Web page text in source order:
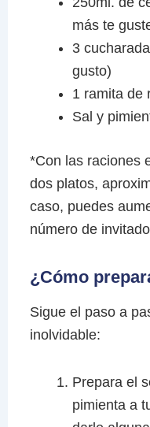
más te
3
gusto)
1 ramita de
Sal y
*Con las raciones
dos platos,
caso, puedes
número de
¿Cómo
Sigue el paso a
inolvidable:
Prepara el
pimienta a